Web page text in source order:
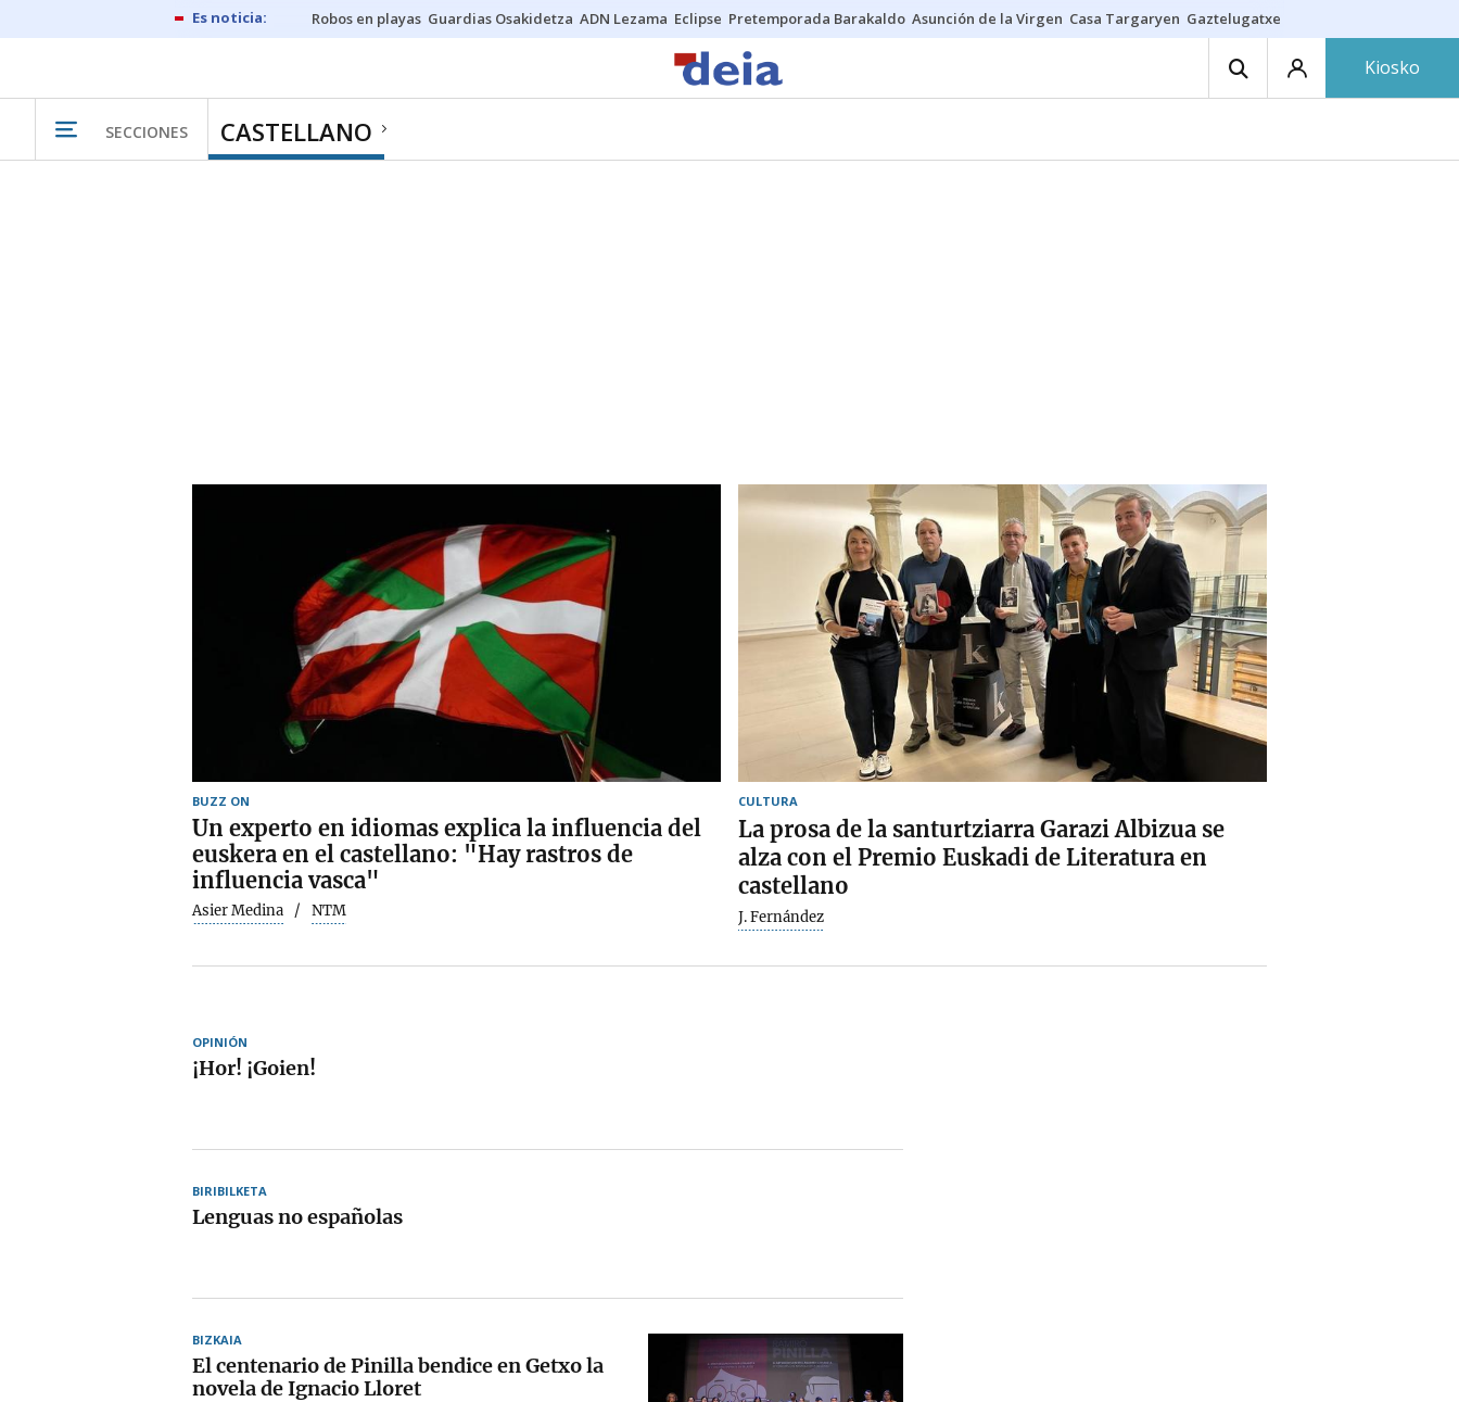
Robos en playas Guardias Osakidetza ADN Lezama Eclipse Pretemporada Barakaldo Asunción de la Virgen Casa Targaryen Gaztelugatxe
Kiosko
SECCIONES CASTELLANO
BUZZ ON
Un experto en idiomas explica la influencia del
euskera en el castellano: "Hay rastros de
influencia vasca"
Asier Medina NTM
CULTURA
La prosa de la santurtziarra Garazi Albizua se
alza con el Premio Euskadi de Literatura en
castellano
J. Fernández
OPINIÓN
¡Hor! ¡Goien!
BIRIBILKETA
Lenguas no españolas
BIZKAIA
El centenario de Pinilla bendice en Getxo la
novela de Ignacio Lloret